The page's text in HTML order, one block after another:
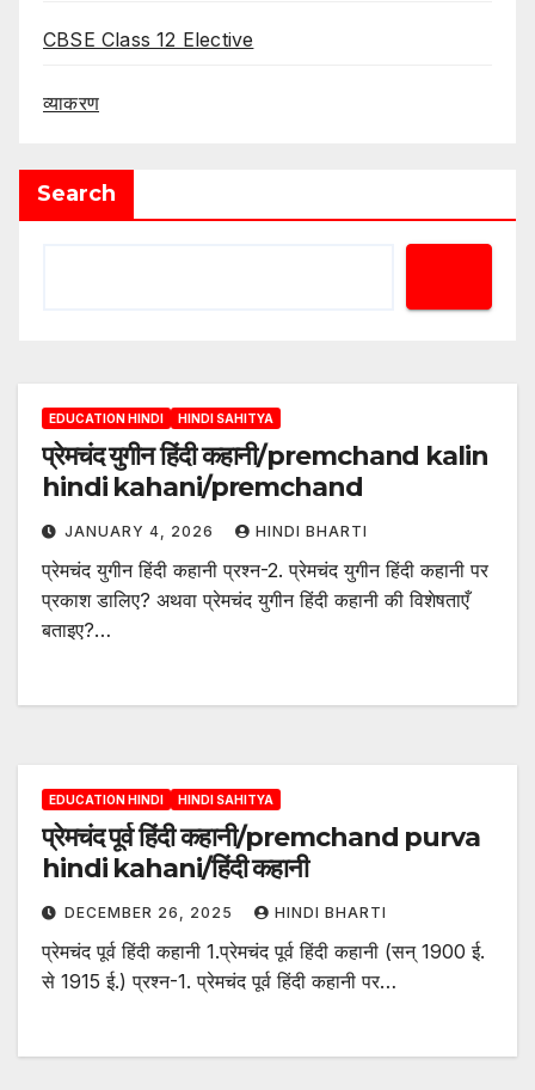
CBSE Class 12 Elective
व्याकरण
Search
EDUCATION HINDI HINDI SAHITYA
प्रेमचंद युगीन हिंदी कहानी/premchand kalin
hindi kahani/premchand
JANUARY 4, 2026 HINDI BHARTI
प्रेमचंद युगीन हिंदी कहानी प्रश्न-2. प्रेमचंद युगीन हिंदी कहानी पर
प्रकाश डालिए? अथवा प्रेमचंद युगीन हिंदी कहानी की विशेषताएँ
बताइए?…
EDUCATION HINDI HINDI SAHITYA
प्रेमचंद पूर्व हिंदी कहानी/premchand purva
hindi kahani/हिंदी कहानी
DECEMBER 26, 2025 HINDI BHARTI
प्रेमचंद पूर्व हिंदी कहानी 1.प्रेमचंद पूर्व हिंदी कहानी (सन् 1900 ई.
से 1915 ई.) प्रश्न-1. प्रेमचंद पूर्व हिंदी कहानी पर…